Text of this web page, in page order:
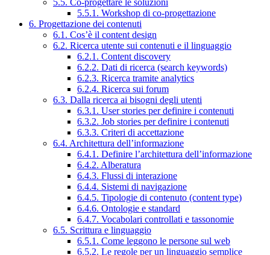
5.5.1. Workshop di co-progettazione
6. Progettazione dei contenuti
6.1. Cos’è il content design
6.2. Ricerca utente sui contenuti e il linguaggio
6.2.1. Content discovery
6.2.2. Dati di ricerca (search keywords)
6.2.3. Ricerca tramite analytics
6.2.4. Ricerca sui forum
6.3. Dalla ricerca ai bisogni degli utenti
6.3.1. User stories per definire i contenuti
6.3.2. Job stories per definire i contenuti
6.3.3. Criteri di accettazione
6.4. Architettura dell’informazione
6.4.1. Definire l’architettura dell’informazione
6.4.2. Alberatura
6.4.3. Flussi di interazione
6.4.4. Sistemi di navigazione
6.4.5. Tipologie di contenuto (content type)
6.4.6. Ontologie e standard
6.4.7. Vocabolari controllati e tassonomie
6.5. Scrittura e linguaggio
6.5.1. Come leggono le persone sul web
6.5.2. Le regole per un linguaggio semplice